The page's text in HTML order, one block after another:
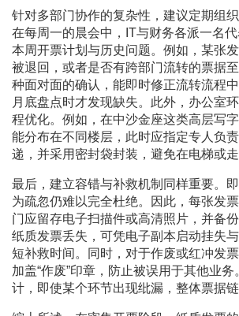
针对多部门协作的复杂性，建议定期组织
在每周一的晨会中，IT与财务各派一名
本周开票计划与历史问题。例如，某张
被退回，或者是否有跨部门流转的票据
种面对面的确认，能即时修正流转流程
月底盘点时才发现缺失。此外，办公室
程优化。例如，在中沙金座这类高层写
能分布在不同楼层，此时应指定专人负
递，并采用密封袋封装，避免在电梯或走
最后，建立容错与补救机制同样重要。
为疏忽仍难以完全杜绝。因此，每张发
门应留存电子扫描件或高清照片，并备
纸质发票丢失，可凭电子副本启动挂失
短补救时间。同时，对于作废或红冲发
加盖“作废”印章，防止被误用于其他业
计，即使某个环节出现纰漏，整体票据链